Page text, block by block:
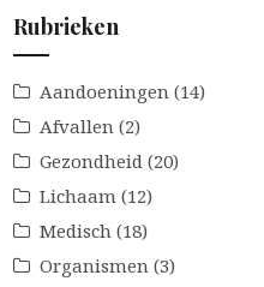
Rubrieken
Aandoeningen (14)
Afvallen (2)
Gezondheid (20)
Lichaam (12)
Medisch (18)
Organismen (3)